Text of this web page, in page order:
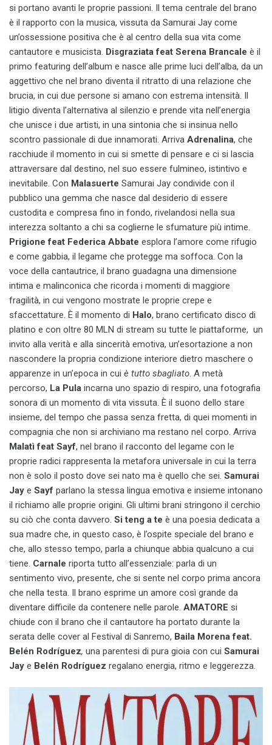
si portano avanti le proprie passioni. Il tema centrale del brano
è il rapporto con la musica, vissuta da Samurai Jay come
un’ossessione positiva che è al centro della sua vita come
cantautore e musicista. Disgraziata feat Serena Brancale è il
primo featuring dell’album e nasce alle prime luci dell’alba, da un
aggettivo che nel brano diventa il ritratto di una relazione che
brucia, in cui due persone si amano con estrema intensità. Il
litigio diventa l’alternativa al silenzio e prende vita nell’energia
che unisce i due artisti, in una sintonia che si insinua nello
scontro passionale di due innamorati. Arriva Adrenalina, che
racchiude il momento in cui si smette di pensare e ci si lascia
attraversare dal destino, nel suo essere fulmineo, istintivo e
inevitabile. Con Malasuerte Samurai Jay condivide con il
pubblico una gemma che nasce dal desiderio di essere
custodita e compresa fino in fondo, rivelandosi nella sua
interezza soltanto a chi sa coglierne le sfumature più intime.
Prigione feat Federica Abbate esplora l’amore come rifugio
e come gabbia, il legame che protegge ma soffoca. Con la
voce della cantautrice, il brano guadagna una dimensione
intima e malinconica che ricorda i momenti di maggiore
fragilità, in cui vengono mostrate le proprie crepe e
sfaccettature. È il momento di Halo, brano certificato disco di
platino e con oltre 80 MLN di stream su tutte le piattaforme, un
invito alla verità e alla sincerità emotiva, un’esortazione a non
nascondere la propria condizione interiore dietro maschere o
apparenze in un’epoca in cui è tutto sbagliato. A metà
percorso, La Pula incarna uno spazio di respiro, una fotografia
sonora di un momento di vita vissuta. È il suono dello stare
insieme, del tempo che passa senza fretta, di quei momenti in
compagnia che non si archiviano ma restano nel corpo. Arriva
Malatì feat Sayf, nel brano il racconto del legame con le
proprie radici rappresenta la metafora universale in cui la terra
non è solo il posto dove sei nato ma è quello che sei. Samurai
Jay e Sayf parlano la stessa lingua emotiva e insieme intonano
il richiamo alle proprie origini. Gli ultimi brani stringono il cerchio
su ciò che conta davvero. Si teng a te è una poesia dedicata a
sua madre che, in questo caso, è l’ospite speciale del brano e
che, allo stesso tempo, parla a chiunque abbia qualcuno a cui
tiene. Carnale riporta tutto all’essenziale: parla di un
sentimento vivo, presente, che si sente nel corpo prima ancora
che nella testa. Il brano esprime un amore così grande da
diventare difficile da contenere nelle parole. AMATORE si
chiude con il brano che il cantautore ha portato durante la
serata delle cover al Festival di Sanremo, Baila Morena feat.
Belén Rodríguez, una parentesi di pura gioia con cui Samurai
Jay e Belén Rodríguez regalano energia, ritmo e leggerezza.